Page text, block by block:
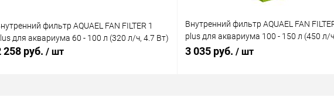
фильтр AQUAEL FAN FILTER 1
для аквариума 60 - 100 л (320 л/ч, 4.7 Вт)
258 руб. / шт
Внутренний фильтр AQUAEL FAN
plus для аквариума 100 - 150 л (450 л/
Вт)
3 035 руб. / шт